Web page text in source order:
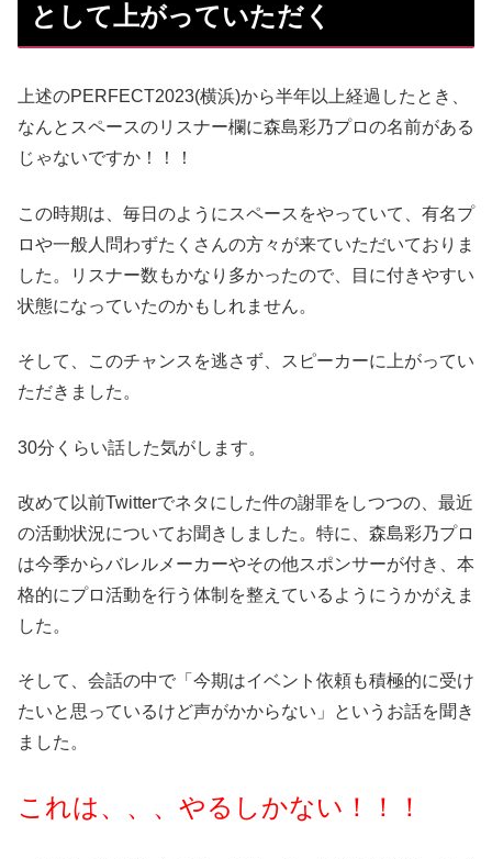
として上がっていただく
上述のPERFECT2023(横浜)から半年以上経過したとき、
なんとスペースのリスナー欄に森島彩乃プロの名前がある
じゃないですか！！！
この時期は、毎日のようにスペースをやっていて、有名プ
ロや一般人問わずたくさんの方々が来ていただいておりま
した。リスナー数もかなり多かったので、目に付きやすい
状態になっていたのかもしれません。
そして、このチャンスを逃さず、スピーカーに上がってい
ただきました。
30分くらい話した気がします。
改めて以前Twitterでネタにした件の謝罪をしつつの、最近
の活動状況についてお聞きしました。特に、森島彩乃プロ
は今季からバレルメーカーやその他スポンサーが付き、本
格的にプロ活動を行う体制を整えているようにうかがえま
した。
そして、会話の中で「今期はイベント依頼も積極的に受け
たいと思っているけど声がかからない」というお話を聞き
ました。
これは、、、やるしかない！！！